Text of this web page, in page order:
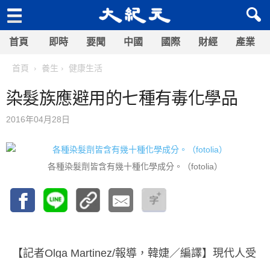
首頁 即時 要聞 中國 國際 財經 產業
首頁 養生 健康生活
染髮族應避用的七種有毒化學品
2016年04月28日
各種染髮劑皆含有幾十種化學成分。（fotolia）
【記者Olga Martinez/報導，韓婕／編譯】 現代人受